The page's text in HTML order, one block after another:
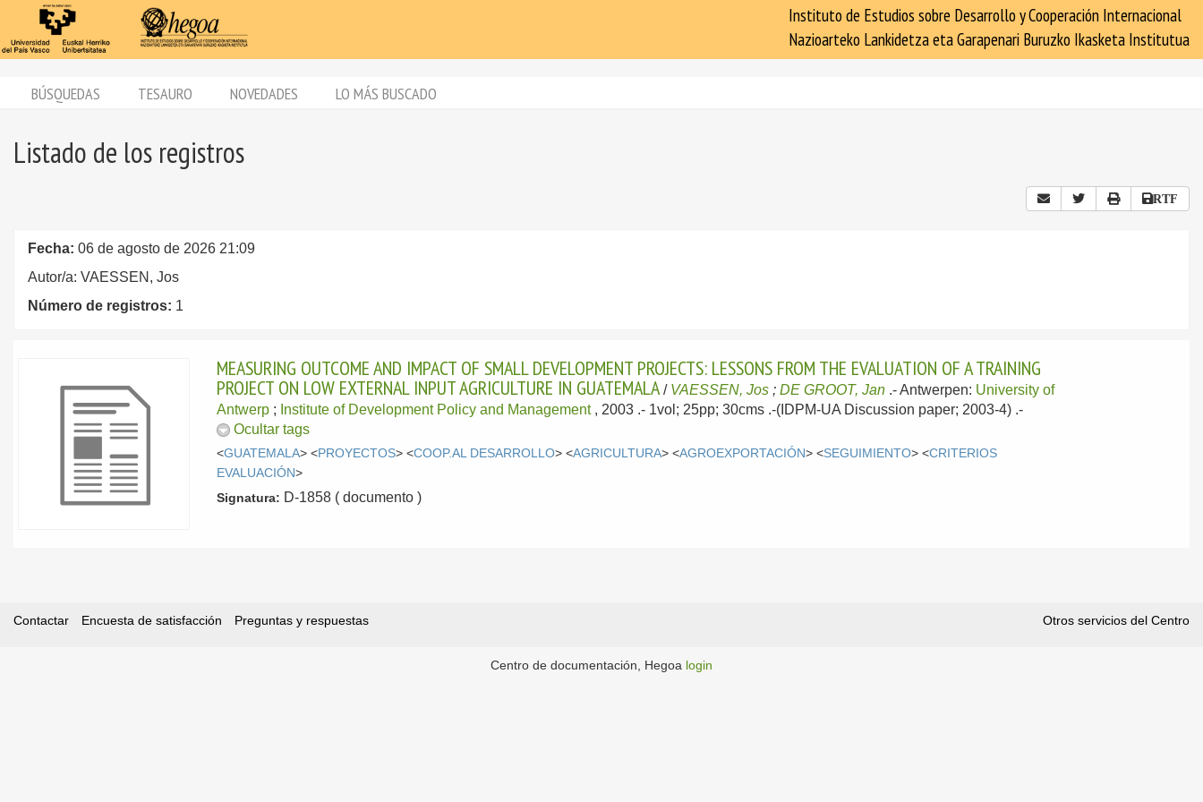
Instituto de Estudios sobre Desarrollo y Cooperación Internacional
Nazioarteko Lankidetza eta Garapenari Buruzko Ikasketa Institutua
BÚSQUEDAS TESAURO NOVEDADES LO MÁS BUSCADO
Listado de los registros
RTF
Fecha: 06 de agosto de 2026 21:09
Autor/a: VAESSEN, Jos
Número de registros: 1
MEASURING OUTCOME AND IMPACT OF SMALL DEVELOPMENT PROJECTS: LESSONS FROM THE EVALUATION OF A TRAINING
PROJECT ON LOW EXTERNAL INPUT AGRICULTURE IN GUATEMALA / VAESSEN, Jos ;DE GROOT, Jan .-Antwerpen: University of
Antwerp ; Institute of Development Policy and Management, 2003 .- 1vol; 25pp; 30cms .-(IDPM-UA Discussion paper; 2003-4) .-
Ocultar tags
<GUATEMALA> <PROYECTOS> <COOP.AL DESARROLLO> <AGRICULTURA> <AGROEXPORTACIÓN> <SEGUIMIENTO> <CRITERIOS
EVALUACIÓN>
Signatura: D-1858 ( documento )
Contactar Encuesta de satisfacción Preguntas y respuestas Otros servicios del Centro
Centro de documentación, Hegoa login